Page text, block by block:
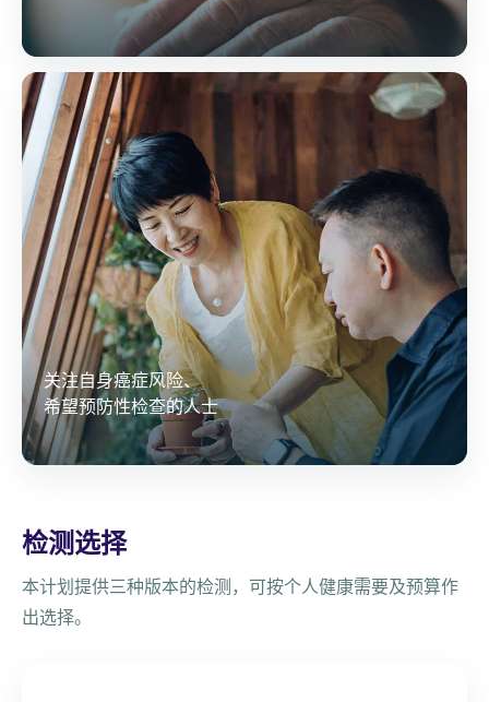
关注自身癌症风险、
希望预防性检查的人士
检测选择
本计划提供三种版本的检测，可按个人健康需要及预算作
出选择。